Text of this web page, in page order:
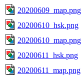
20200609_map.png
20200610_hsk.png
20200610_map.png
20200611_hsk.png
20200611_map.png